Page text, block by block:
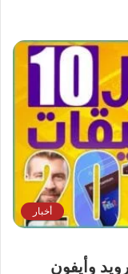
أخبار